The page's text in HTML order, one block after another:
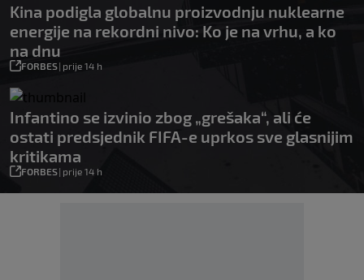
Kina podigla globalnu proizvodnju nuklearne
energije na rekordni nivo: Ko je na vrhu, a ko
na dnu
FORBES| prije 14 h
Infantino se izvinio zbog „grešaka“, ali će
ostati predsjednik FIFA-e uprkos sve glasnijim
kritikama
FORBES| prije 14 h